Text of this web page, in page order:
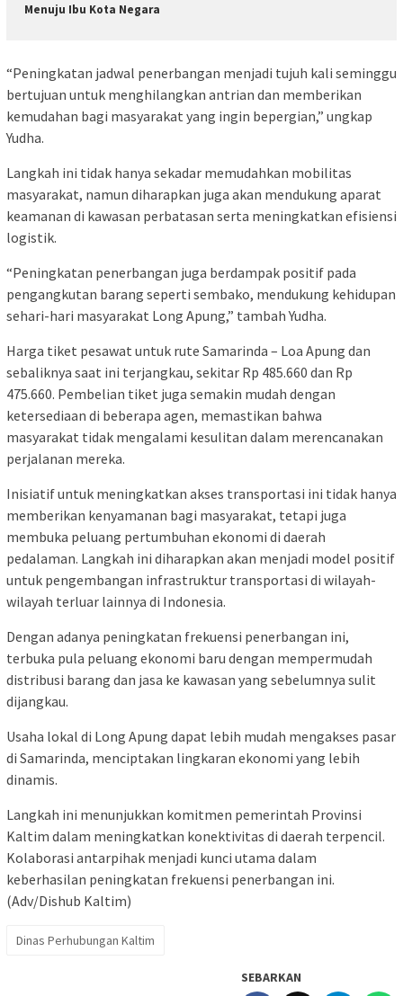
Menuju Ibu Kota Negara
“Peningkatan jadwal penerbangan menjadi tujuh kali seminggu
bertujuan untuk menghilangkan antrian dan memberikan
kemudahan bagi masyarakat yang ingin bepergian,” ungkap
Yudha.
Langkah ini tidak hanya sekadar memudahkan mobilitas
masyarakat, namun diharapkan juga akan mendukung aparat
keamanan di kawasan perbatasan serta meningkatkan efisiensi
logistik.
“Peningkatan penerbangan juga berdampak positif pada
pengangkutan barang seperti sembako, mendukung kehidupan
sehari-hari masyarakat Long Apung,” tambah Yudha.
Harga tiket pesawat untuk rute Samarinda – Loa Apung dan
sebaliknya saat ini terjangkau, sekitar Rp 485.660 dan Rp
475.660. Pembelian tiket juga semakin mudah dengan
ketersediaan di beberapa agen, memastikan bahwa
masyarakat tidak mengalami kesulitan dalam merencanakan
perjalanan mereka.
Inisiatif untuk meningkatkan akses transportasi ini tidak hanya
memberikan kenyamanan bagi masyarakat, tetapi juga
membuka peluang pertumbuhan ekonomi di daerah
pedalaman. Langkah ini diharapkan akan menjadi model positif
untuk pengembangan infrastruktur transportasi di wilayah-
wilayah terluar lainnya di Indonesia.
Dengan adanya peningkatan frekuensi penerbangan ini,
terbuka pula peluang ekonomi baru dengan mempermudah
distribusi barang dan jasa ke kawasan yang sebelumnya sulit
dijangkau.
Usaha lokal di Long Apung dapat lebih mudah mengakses pasar
di Samarinda, menciptakan lingkaran ekonomi yang lebih
dinamis.
Langkah ini menunjukkan komitmen pemerintah Provinsi
Kaltim dalam meningkatkan konektivitas di daerah terpencil.
Kolaborasi antarpihak menjadi kunci utama dalam
keberhasilan peningkatan frekuensi penerbangan ini.
(Adv/Dishub Kaltim)
Dinas Perhubungan Kaltim
SEBARKAN